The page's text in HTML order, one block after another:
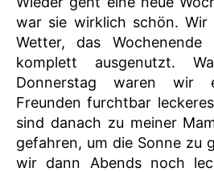
war sie wirklich schön. Wir
Wetter, das
komplett ausgenutzt.
Donnerstag waren wir
Freunden furchtbar
sind danach zu meiner
gefahren, um die Sonne zu
wir dann Abends noch